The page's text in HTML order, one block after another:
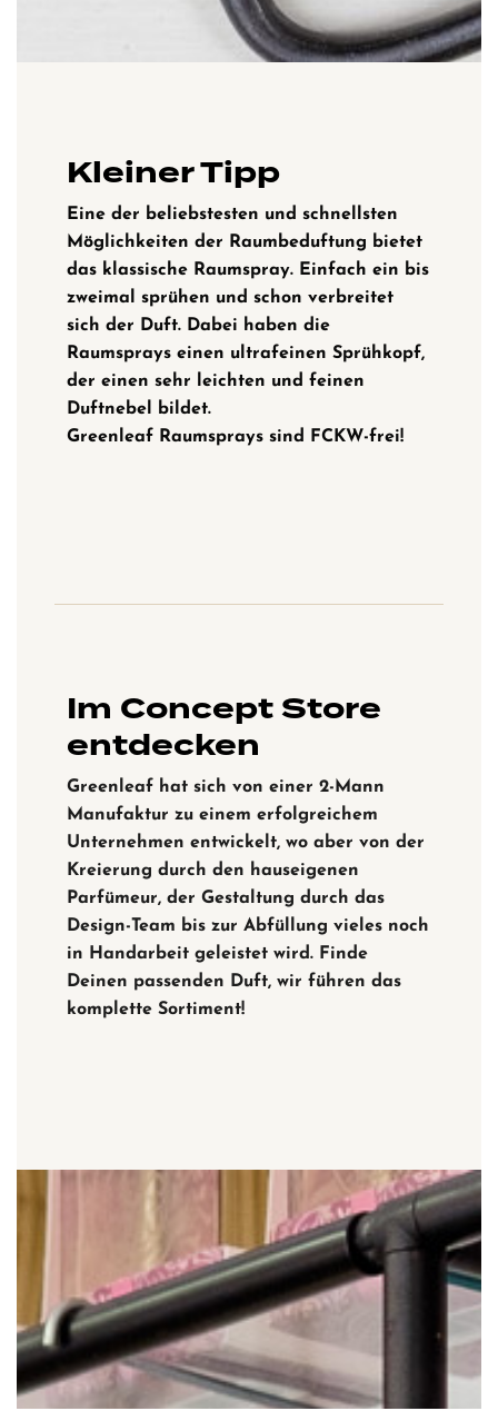
Kleiner Tipp
Eine der beliebstesten und schnellsten
Möglichkeiten der Raumbeduftung bietet
das klassische Raumspray. Einfach ein bis
zweimal sprühen und schon verbreitet
sich der Duft. Dabei haben die
Raumsprays einen ultrafeinen Sprühkopf,
der einen sehr leichten und feinen
Duftnebel bildet.
Greenleaf Raumsprays sind FCKW-frei!
Im Concept Store
entdecken
Greenleaf hat sich von einer 2-Mann
Manufaktur zu einem erfolgreichem
Unternehmen entwickelt, wo aber von der
Kreierung durch den hauseigenen
Parfümeur, der Gestaltung durch das
Design-Team bis zur Abfüllung vieles noch
in Handarbeit geleistet wird. Finde
Deinen passenden Duft, wir führen das
komplette Sortiment!